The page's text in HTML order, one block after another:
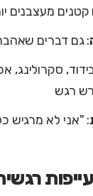
קטנים מעצבנים
: גם דברים
סקרולינג,
רגש
: "אני לא מרגיש